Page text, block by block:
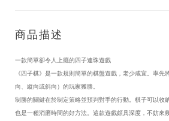
商品描述
一款簡單卻令人上癮的四子連珠遊戲
《四子棋》是一款規則簡單的棋盤遊戲，老少咸宜。率先
向、縱向或斜向）的玩家獲勝。
制勝的關鍵在於制定策略並預判對手的行動。棋子可以收
也是一種消磨時間的好方法。這款遊戲頗具深度，不妨來